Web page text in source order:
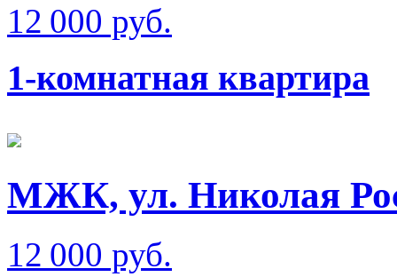
12 000 руб.
1-комнатная квартира
МЖК, ул. Николая
12 000 руб.